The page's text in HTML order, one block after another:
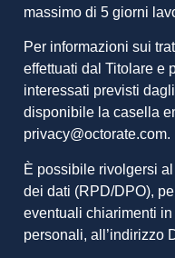
massimo di 5 giorni
Per informazioni sui
effettuati dal Titolare e
interessati previsti
disponibile la casella
privacy@octorate.com.
È possibile rivolgersi
dei dati (RPD/DPO),
eventuali chiarimenti
personali, all’indirizzo